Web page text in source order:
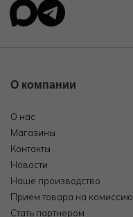
О компании
О нас
Магазины
Контакты
Новости
Наше производство
Прием товара на комиссию
Стать партнером